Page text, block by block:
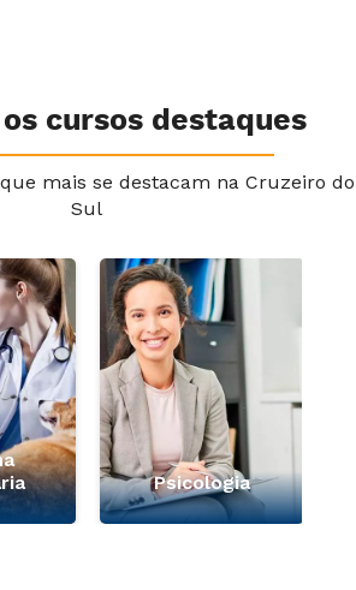
cursos destaques
mais se destacam na Cruzeiro do
Sul
Psicologia